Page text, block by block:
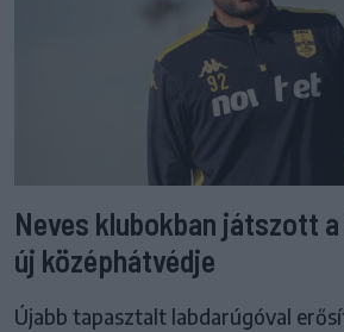
Neves klubokban játszott a
új középhátvédje
Újabb tapasztalt labdarúgóval